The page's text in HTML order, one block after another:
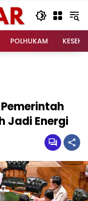
POLHUKAM
Jadi Energi